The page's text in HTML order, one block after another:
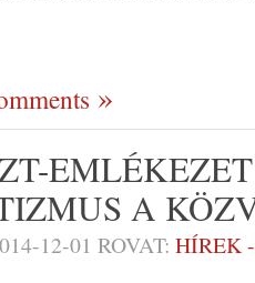
A
12-01 ROVAT: HÍREK